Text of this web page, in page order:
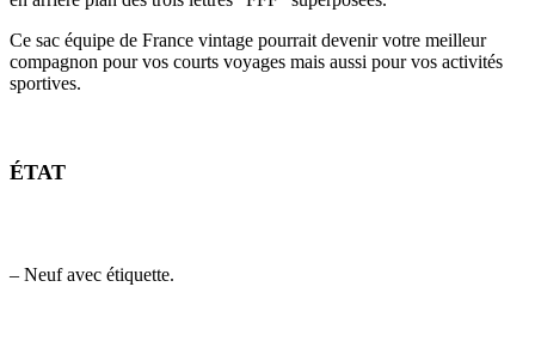
Ce sac équipe de France vintage pourrait devenir votre meilleur
compagnon pour vos courts voyages mais aussi pour vos activités
sportives.
ÉTAT
– Neuf avec étiquette.